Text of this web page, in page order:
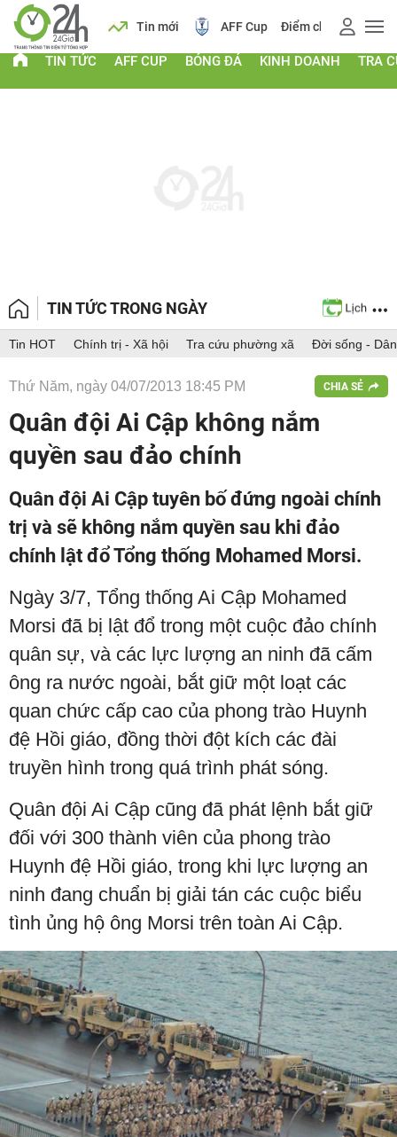
Lịch Tin mới AFF Cup Điểm chuẩn 2026
TIN TỨC AFF CUP BÓNG ĐÁ KINH DOANH TRA
TIN TỨC TRONG NGÀY
Tin HOT Chính trị - Xã hội Tra cứu phường xã Đời sống -
Thứ Năm, ngày 04/07/2013 18:45 PM CHIA SẺ
Quân đội Ai Cập không nắm
quyền sau đảo chính
Quân đội Ai Cập tuyên bố đứng ngoài chính
trị và sẽ không nắm quyền sau khi đảo
chính lật đổ Tổng thống Mohamed Morsi.
Ngày 3/7, Tổng thống Ai Cập Mohamed
Morsi đã bị lật đổ trong một cuộc đảo chính
quân sự, và các lực lượng an ninh đã cấm
ông ra nước ngoài, bắt giữ một loạt các
quan chức cấp cao của phong trào Huynh
đệ Hồi giáo, đồng thời đột kích các đài
truyền hình trong quá trình phát sóng.
Quân đội Ai Cập cũng đã phát lệnh bắt giữ
đối với 300 thành viên của phong trào
Huynh đệ Hồi giáo, trong khi lực lượng an
ninh đang chuẩn bị giải tán các cuộc biểu
tình ủng hộ ông Morsi trên toàn Ai Cập.